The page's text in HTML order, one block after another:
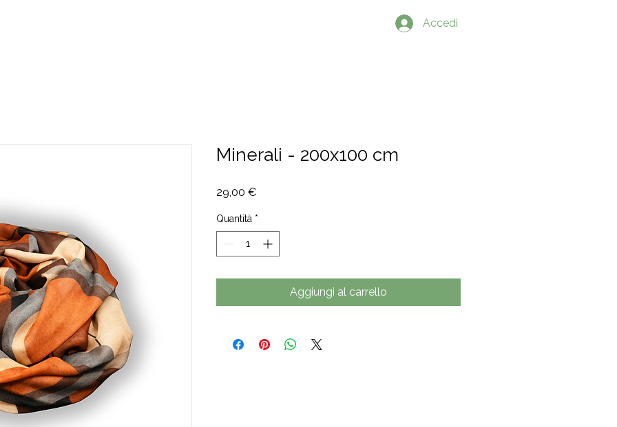
Accedi
Minerali - 200x100 cm
29,00 €Prezzo
Quantità *
Aggiungi al carrello